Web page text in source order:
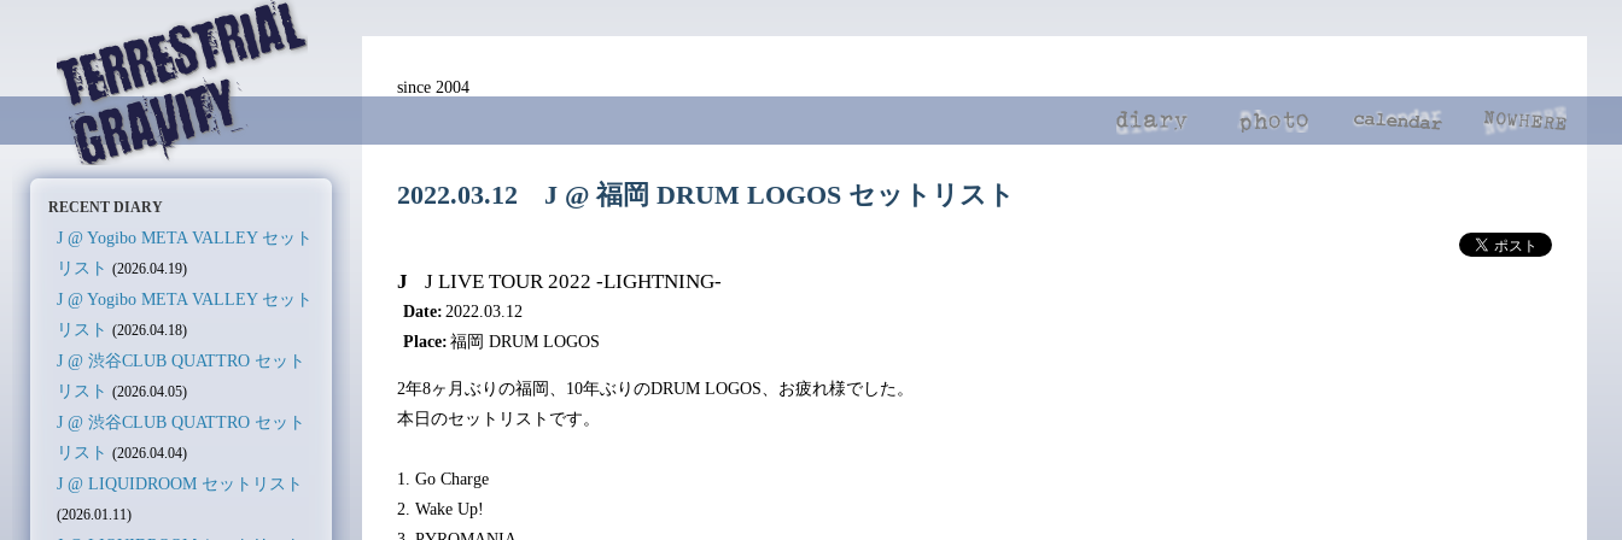
since 2004
2022.03.12 J @ 福岡 DRUM LOGOS セットリスト
J J LIVE TOUR 2022 -LIGHTNING-
Date: 2022.03.12
Place:福岡 DRUM LOGOS
2年8ヶ月ぶりの福岡、10年ぶりのDRUM LOGOS、お疲れ様でした。
本日のセットリストです。
1. Go Charge
2. Wake Up!
RECENT DIARY
J @ Yogibo META VALLEY セット
リスト (2026.04.19)
J @ Yogibo META VALLEY セット
リスト (2026.04.18)
J @ 渋谷CLUB QUATTRO セット
リスト (2026.04.05)
J @ 渋谷CLUB QUATTRO セット
リスト (2026.04.04)
J @ LIQUIDROOM セットリスト
(2026.01.11)